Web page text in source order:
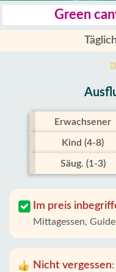
Green
Täglich
Erwachsener
Kind (4-8)
Säug. (1-3)
Im preis
Mittagessen, Guide
Nicht vergessen: